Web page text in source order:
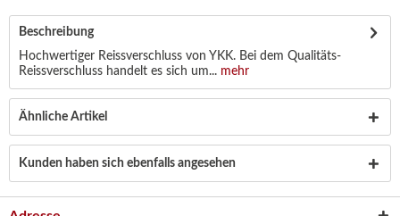
Beschreibung
Hochwertiger Reissverschluss von YKK. Bei dem Qualitäts-
Reissverschluss handelt es sich um... mehr
Ähnliche Artikel
Kunden haben sich ebenfalls angesehen